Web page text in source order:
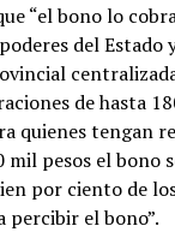
“el bono lo
del Estado
de hasta
quienes tengan
mil pesos el bono
por ciento de
percibir el bono”.